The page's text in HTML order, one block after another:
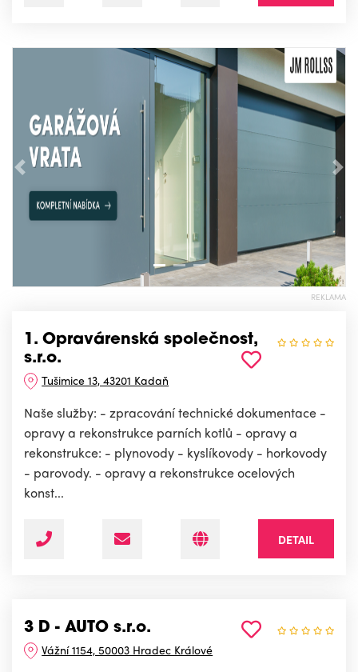
Předchozí
REKLAMA
1. Opravárenská společnost,
s.r.o.
Tušimice 13, 43201 Kadaň
Naše služby: - zpracování technické dokumentace -
opravy a rekonstrukce parních kotlů - opravy a
rekonstrukce: - plynovody - kyslíkovody - horkovody
- parovody. - opravy a rekonstrukce ocelových
konst...
DETAIL
3 D - AUTO s.r.o.
Vážní 1154, 50003 Hradec Králové